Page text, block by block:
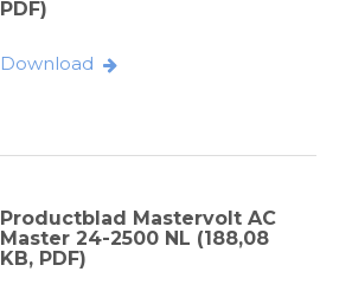
PDF)
Download
Productblad Mastervolt AC
Master 24-2500 NL (188,08
KB, PDF)